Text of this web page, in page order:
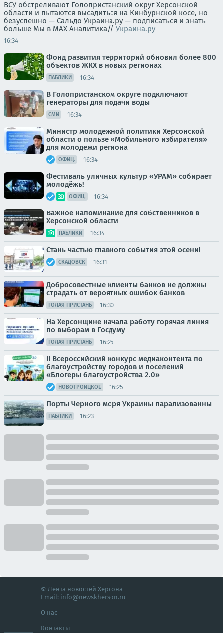
ВСУ обстреливают Голопристанский округ Херсонской
области и пытаются высадиться на Кинбурнской косе, но
безуспешно — Сальдо Украина.ру — подписаться и знать
больше Мы в MAX Аналитика// Украина.ру
16:34
Фонд развития территорий обновил более 800
объектов ЖКХ в новых регионах
ПАБЛИКИ 16:34
В Голопристанском округе подключают
генераторы для подачи воды
СМИ 16:34
Министр молодежной политики Херсонской
области о пользе «Мобильного избирателя»
для молодежи региона
ОФИЦ. 16:34
Фестиваль уличных культур «УРАМ» собирает
молодёжь!
ОФИЦ. 16:34
Важное напоминание для собственников в
Херсонской области
ПАБЛИКИ 16:34
Стань частью главного события этой осени!
СКАДОВСК 16:31
Добросовестные клиенты банков не должны
страдать от вероятных ошибок банков
ГОЛАЯ ПРИСТАНЬ 16:30
На Херсонщине начала работу горячая линия
по выборам в Госдуму
ГОЛАЯ ПРИСТАНЬ 16:25
II Всероссийский конкурс медиаконтента по
благоустройству городов и поселений
«Блогеры благоустройства 2.0»
НОВОТРОИЦКОЕ 16:25
Порты Черного моря Украины парализованны
ПАБЛИКИ 16:23
© Лента новостей Херсона
Email: info@newskherson.ru
О нас
Контакты